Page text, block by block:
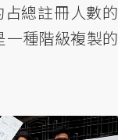
總註冊人數的
一種階級複製的